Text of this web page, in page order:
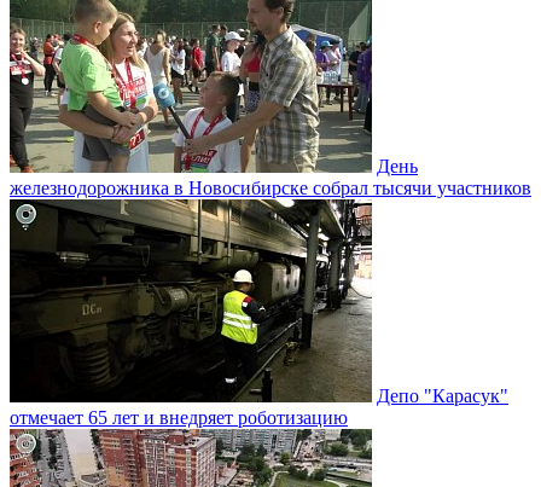
День
железнодорожника в Новосибирске собрал тысячи участников
Депо "Карасук"
отмечает 65 лет и внедряет роботизацию